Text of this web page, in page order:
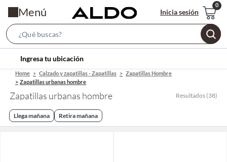
Menú Inicia sesión
Bar
location-
Ingresa tu ubicación
Home Calzado y zapatillas - Zapatillas
Zapatillas Hombre
Zapatillas urbanas hombre
Zapatillas urbanas hombre Resultados (38)
Llega mañana Retira mañana